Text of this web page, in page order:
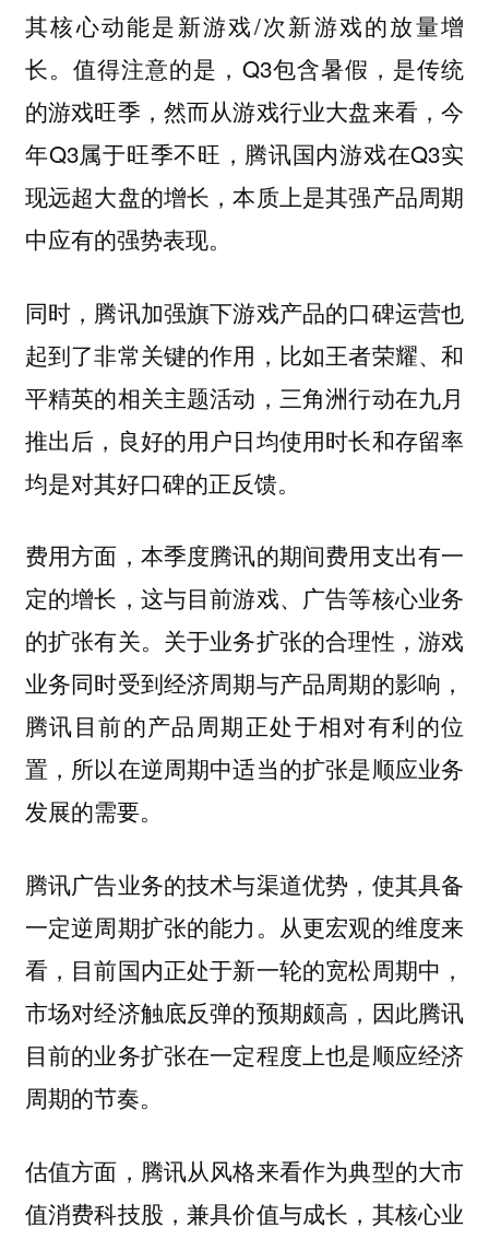
其核心动能是新游戏/次新游戏的放量增
长。值得注意的是，Q3包含暑假，是传统
的游戏旺季，然而从游戏行业大盘来看，今
年Q3属于旺季不旺，腾讯国内游戏在Q3实
现远超大盘的增长，本质上是其强产品周期
中应有的强势表现。
同时，腾讯加强旗下游戏产品的口碑运营也
起到了非常关键的作用，比如王者荣耀、和
平精英的相关主题活动，三角洲行动在九月
推出后，良好的用户日均使用时长和存留率
均是对其好口碑的正反馈。
费用方面，本季度腾讯的期间费用支出有一
定的增长，这与目前游戏、广告等核心业务
的扩张有关。关于业务扩张的合理性，游戏
业务同时受到经济周期与产品周期的影响，
腾讯目前的产品周期正处于相对有利的位
置，所以在逆周期中适当的扩张是顺应业务
发展的需要。
腾讯广告业务的技术与渠道优势，使其具备
一定逆周期扩张的能力。从更宏观的维度来
看，目前国内正处于新一轮的宽松周期中，
市场对经济触底反弹的预期颇高，因此腾讯
目前的业务扩张在一定程度上也是顺应经济
周期的节奏。
估值方面，腾讯从风格来看作为典型的大市
值消费科技股，兼具价值与成长，其核心业